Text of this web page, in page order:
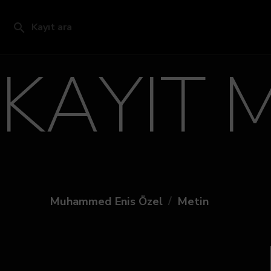
Kayıt ara
KAYIT
Muhammed Enis Özel / Metin